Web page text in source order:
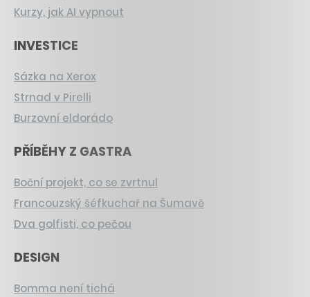
Kurzy, jak AI vypnout
INVESTICE
Sázka na Xerox
Strnad v Pirelli
Burzovní eldorádo
PŘÍBĚHY Z GASTRA
Boční projekt, co se zvrtnul
Francouzský šéfkuchař na Šumavě
Dva golfisti, co pečou
DESIGN
Bomma není tichá